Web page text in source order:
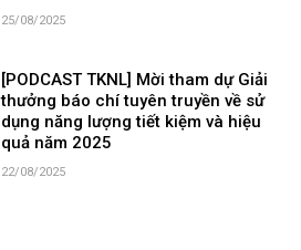
25/08/2025
[PODCAST TKNL] Mời tham dự Giải
thưởng báo chí tuyên truyền về sử
dụng năng lượng tiết kiệm và hiệu
quả năm 2025
22/08/2025